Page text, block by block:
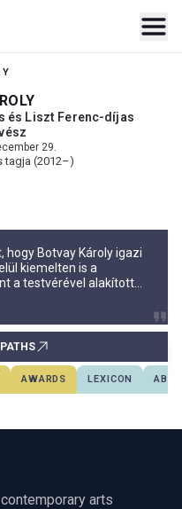
és Liszt Ferenc-díjas
29.
tagja (2012–)
hogy Botvay Károly igazi
kiemelten is a
a testvérével alakított
1960 között többször
Péter, Devich
a cselló szólamot,
AWARDS LEXICON
arts